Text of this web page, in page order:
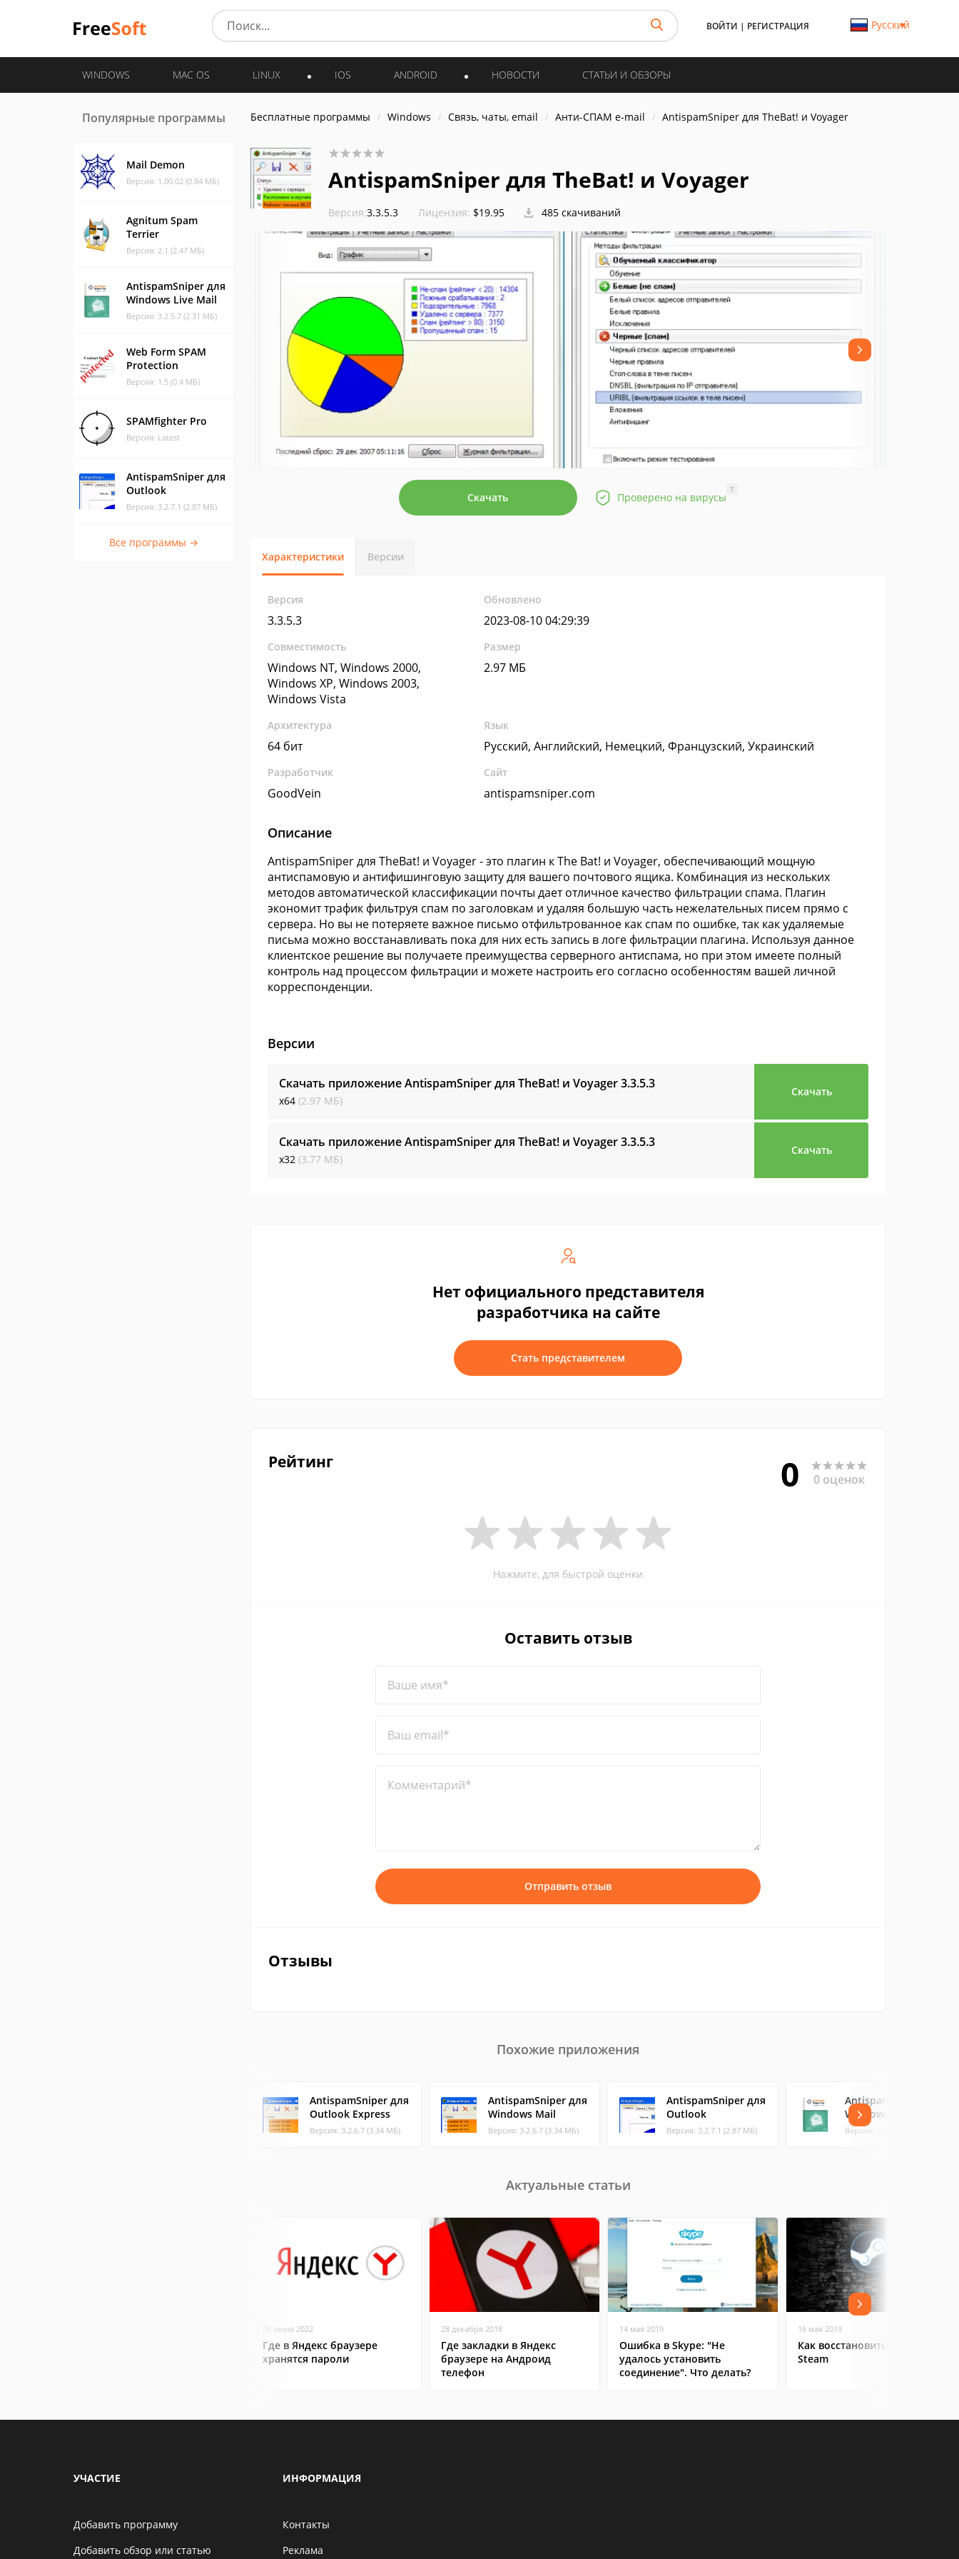
ВОЙТИ | РЕГИСТРАЦИЯ Русский
WINDOWS MAC OS LINUX IOS ANDROID НОВОСТИ СТАТЬИ И ОБЗОРЫ
Популярные программы
Mail Demon
Версия: 1.00.02 (0.84 МБ)
Agnitum Spam
Terrier
Версия: 2.1 (2.47 МБ)
AntispamSniper для
Windows Live Mail
Версия: 3.2.5.7 (2.31 МБ)
Web Form SPAM
Protection
Версия: 1.5 (0.4 МБ)
SPAMfighter Pro
Версия: Latest
AntispamSniper для
Outlook
Версия: 3.2.7.1 (2.87 МБ)
Все программы →
Бесплатные программы Windows Связь, чаты, email Анти-СПАМ e-mail AntispamSniper для TheBat! и Voyager
AntispamSniper для TheBat! и Voyager
Версия:3.3.5.3 Лицензия: $19.95 485 скачиваний
Скачать Проверено на вирусы
?
Характеристики Версии
Версия
3.3.5.3
Обновлено
2023-08-10 04:29:39
Совместимость
Windows NT, Windows 2000,
Windows XP, Windows 2003,
Windows Vista
Размер
2.97 МБ
Архитектура
64 бит
Язык
Русский, Английский, Немецкий, Французский, Украинский
Разработчик
GoodVein
Сайт
antispamsniper.com
Описание
AntispamSniper для TheBat! и Voyager - это плагин к The Bat! и Voyager, обеспечивающий мощную
антиспамовую и антифишинговую защиту для вашего почтового ящика. Комбинация из нескольких
методов автоматической классификации почты дает отличное качество фильтрации спама. Плагин
экономит трафик фильтруя спам по заголовкам и удаляя большую часть нежелательных писем прямо с
сервера. Но вы не потеряете важное письмо отфильтрованное как спам по ошибке, так как удаляемые
письма можно восстанавливать пока для них есть запись в логе фильтрации плагина. Используя данное
клиентское решение вы получаете преимущества серверного антиспама, но при этом имеете полный
контроль над процессом фильтрации и можете настроить его согласно особенностям вашей личной
корреспонденции.
Версии
Скачать приложение AntispamSniper для TheBat! и Voyager3.3.5.3
x64 (2.97 МБ)
Скачать
Скачать приложение AntispamSniper для TheBat! и Voyager3.3.5.3
x32 (3.77 МБ)
Скачать
Нет официального представителя
разработчика на сайте
Стать представителем
Рейтинг 0 0 оценок
Нажмите, для быстрой оценки
Оставить отзыв
Ваше имя*
Ваш email*
Комментарий*
Отправить отзыв
Отзывы
Похожие приложения
AntispamSniper для
Outlook Express
Версия: 3.2.6.7 (3.34 МБ)
AntispamSniper для
Windows Mail
Версия: 3.2.6.7 (3.34 МБ)
AntispamSniper для
Outlook
Версия: 3.2.7.1 (2.87 МБ)
AntispamSniper для
Windows Live Mail
Версия: 3.2.5.7 (2.31 МБ)
Актуальные статьи
06 июня 2022
Где в Яндекс браузере
хранятся пароли
28 декабря 2018
Где закладки в Яндекс
браузере на Андроид
телефон
14 мая 2019
Ошибка в Skype: "Не
удалось установить
соединение". Что делать?
16 мая 2019
Как восстановить аккаунт в
Steam
УЧАСТИЕ
Добавить программу
Добавить обзор или статью
ИНФОРМАЦИЯ
Контакты
Реклама